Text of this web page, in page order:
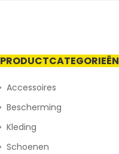
PRODUCTCATEGORIEËN
Accessoires
Bescherming
Kleding
Schoenen